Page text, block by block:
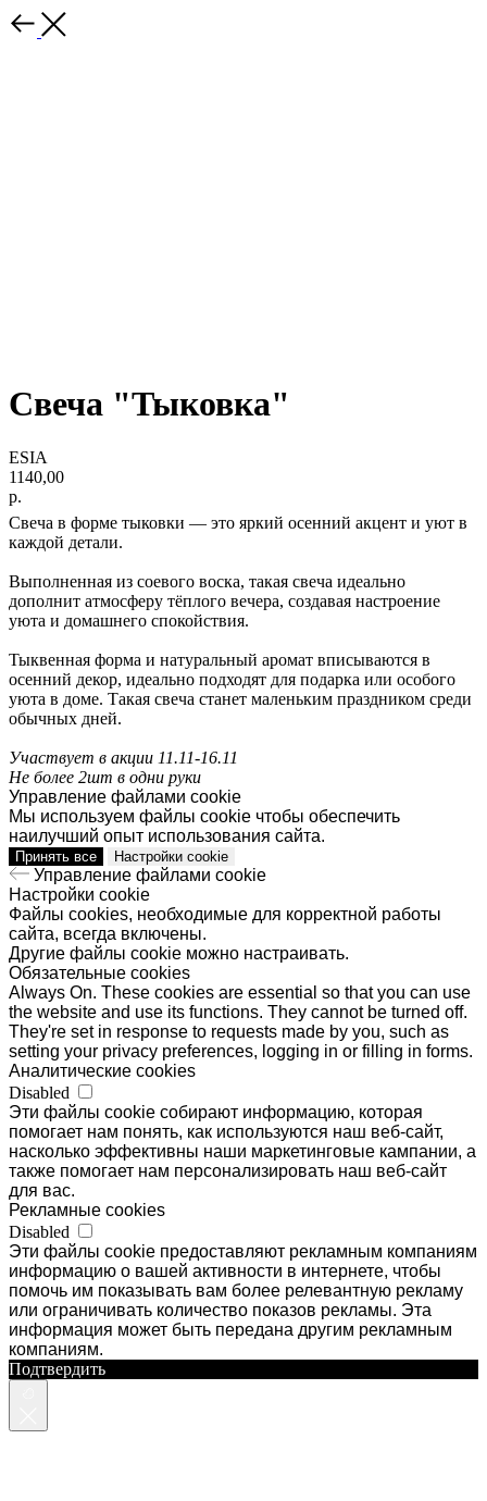
Свеча "Тыковка"
ESIA
1140,00
р.
Свеча в форме тыковки — это яркий осенний акцент и уют в
каждой детали.
Выполненная из соевого воска, такая свеча идеально
дополнит атмосферу тёплого вечера, создавая настроение
уюта и домашнего спокойствия.
Тыквенная форма и натуральный аромат вписываются в
осенний декор, идеально подходят для подарка или особого
уюта в доме. Такая свеча станет маленьким праздником среди
обычных дней.
Участвует в акции 11.11-16.11
Не более 2шт в одни руки
Управление файлами cookie
Мы используем файлы cookie чтобы обеспечить
наилучший опыт использования сайта.
Принять все Настройки cookie
Управление файлами cookie
Настройки cookie
Файлы cookies, необходимые для корректной работы
сайта, всегда включены.
Другие файлы cookie можно настраивать.
Обязательные cookies
Always On. These cookies are essential so that you can use
the website and use its functions. They cannot be turned off.
They're set in response to requests made by you, such as
setting your privacy preferences, logging in or filling in forms.
Аналитические cookies
Disabled
Эти файлы cookie собирают информацию, которая
помогает нам понять, как используются наш веб-сайт,
насколько эффективны наши маркетинговые кампании, а
также помогает нам персонализировать наш веб-сайт
для вас.
Рекламные cookies
Disabled
Эти файлы cookie предоставляют рекламным компаниям
информацию о вашей активности в интернете, чтобы
помочь им показывать вам более релевантную рекламу
или ограничивать количество показов рекламы. Эта
информация может быть передана другим рекламным
компаниям.
Подтвердить